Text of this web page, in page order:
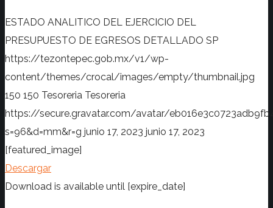
ESTADO ANALITICO DEL EJERCICIO DEL
PRESUPUESTO DE EGRESOS DETALLADO SP
https://tezontepec.gob.mx/v1/wp-
content/themes/crocal/images/empty/thumbnail.jpg
150 150 Tesoreria Tesoreria
https://secure.gravatar.com/avatar/
s=96&d=mm&r=g junio 17, 2023 junio 17, 2023
[featured_image]
Descargar
Download is available until [expire_date]